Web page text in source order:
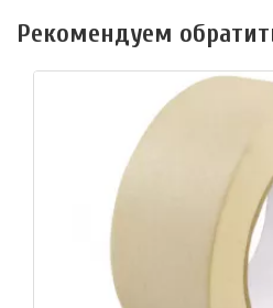
Рекомендуем